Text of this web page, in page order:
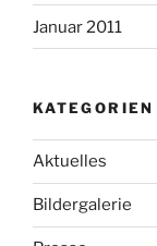
Januar 2011
KATEGORIEN
Aktuelles
Bildergalerie